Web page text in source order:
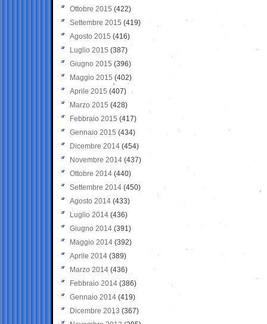
Ottobre 2015 (422)
Settembre 2015 (419)
Agosto 2015 (416)
Luglio 2015 (387)
Giugno 2015 (396)
Maggio 2015 (402)
Aprile 2015 (407)
Marzo 2015 (428)
Febbraio 2015 (417)
Gennaio 2015 (434)
Dicembre 2014 (454)
Novembre 2014 (437)
Ottobre 2014 (440)
Settembre 2014 (450)
Agosto 2014 (433)
Luglio 2014 (436)
Giugno 2014 (391)
Maggio 2014 (392)
Aprile 2014 (389)
Marzo 2014 (436)
Febbraio 2014 (386)
Gennaio 2014 (419)
Dicembre 2013 (367)